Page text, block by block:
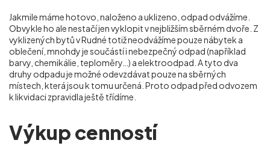
Jakmile máme hotovo, naloženo a uklizeno, odpad odvážíme.
Obvykle ho ale nestačí jen vyklopit v nejbližším sběrném dvoře. Z
vyklizených bytů v Rudné totiž neodvážíme pouze nábytek a
oblečení, mnohdy je součástí i nebezpečný odpad (například
barvy, chemikálie, teploměry…) a elektroodpad. A tyto dva
druhy odpadu je možné odevzdávat pouze na sběrných
místech, která jsou k tomu určená. Proto odpad před odvozem
k likvidaci zpravidla ještě třídíme.
Výkup cenností